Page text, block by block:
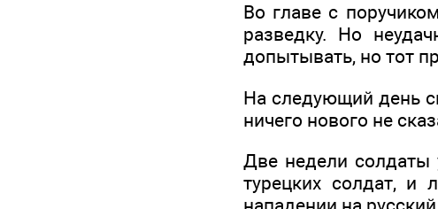
Во главе с
разведку. Но
допытывать, но тот
На следующий день
ничего нового не
Две недели солдаты
турецких солдат, и